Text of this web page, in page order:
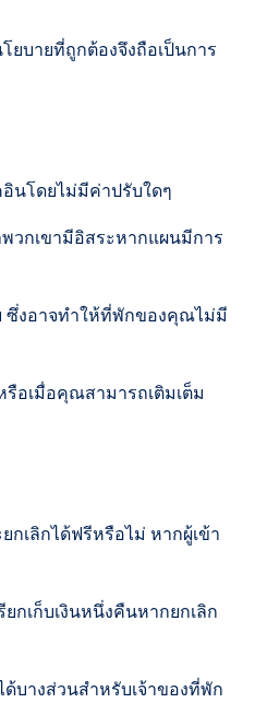
บายที่ถูกต้องจึงถือเป็นการ
นโดยไม่มีค่าปรับใดๆ
วกเขามีอิสระหากแผนมีการ
ซึ่งอาจทำให้ที่พักของคุณไม่มี
อเมื่อคุณสามารถเติมเต็ม
เลิกได้ฟรีหรือไม่ หากผู้เข้า
กเก็บเงินหนึ่งคืนหากยกเลิก
บางส่วนสำหรับเจ้าของที่พัก